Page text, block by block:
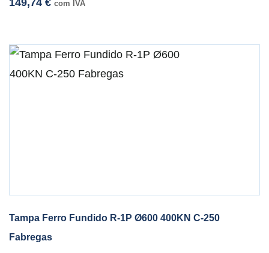
149,74 € com IVA
Tampa Ferro Fundido R-1P Ø600 400KN C-250
Fabregas